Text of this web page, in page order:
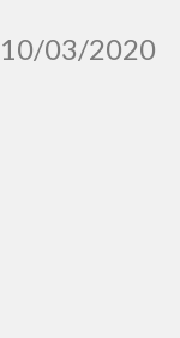
10/03/2020